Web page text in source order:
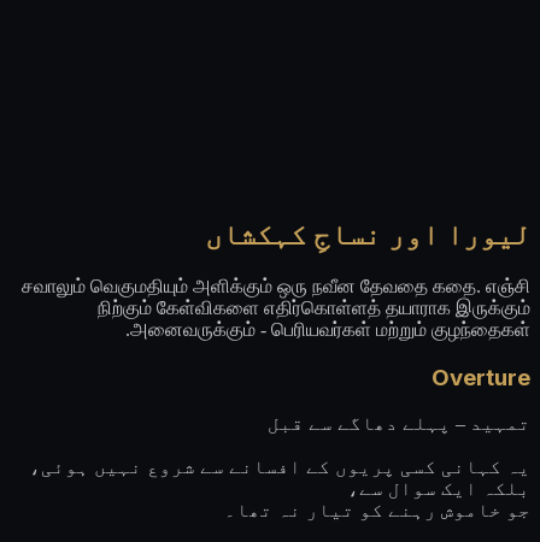
لیورا اور نساجِ کہکشاں
சவாலும் வெகுமதியும் அளிக்கும் ஒரு நவீன தேவதை கதை. எஞ்சி
நிற்கும் கேள்விகளை எதிர்கொள்ளத் தயாராக இருக்கும்
அனைவருக்கும் - பெரியவர்கள் மற்றும் குழந்தைகள்.
Overture
تمہید – پہلے دھاگے سے قبل
یہ کہانی کسی پریوں کے افسانے سے شروع نہیں ہوئی،
بلکہ ایک سوال سے،
جو خاموش رہنے کو تیار نہ تھا۔